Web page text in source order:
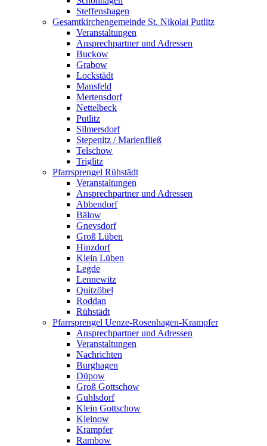
Steffenshagen
Gesamtkirchengemeinde St. Nikolai Putlitz
Veranstaltungen
Ansprechpartner und Adressen
Buckow
Grabow
Lockstädt
Mansfeld
Mertensdorf
Nettelbeck
Putlitz
Silmersdorf
Stepenitz / Marienfließ
Telschow
Triglitz
Pfarrsprengel Rühstädt
Veranstaltungen
Ansprechpartner und Adressen
Abbendorf
Bälow
Gnevsdorf
Groß Lüben
Hinzdorf
Klein Lüben
Legde
Lennewitz
Quitzöbel
Roddan
Rühstädt
Pfarrsprengel Uenze-Rosenhagen-Krampfer
Ansprechpartner und Adressen
Veranstaltungen
Nachrichten
Burghagen
Düpow
Groß Gottschow
Guhlsdorf
Klein Gottschow
Kleinow
Krampfer
Rambow